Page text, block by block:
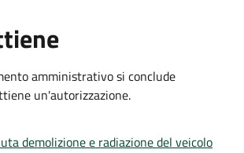
amministrativo si conclude
un'autorizzazione.
demolizione e radiazione del veicolo